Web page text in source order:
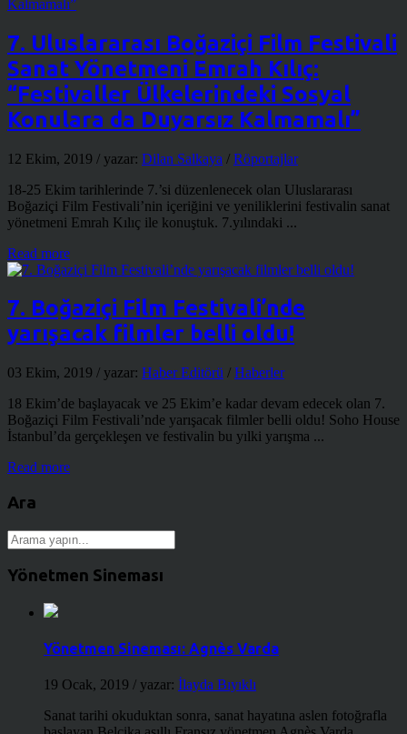
7. Uluslararası Boğaziçi Film Festivali
Sanat Yönetmeni Emrah Kılıç:
“Festivaller Ülkelerindeki Sosyal
Konulara da Duyarsız Kalmamalı”
12 Ekim, 2019 / yazar: Dilan Salkaya / Röportajlar
18-25 Ekim tarihlerinde 7.’si düzenlenecek olan Uluslararası
Boğaziçi Film Festivali’nin içeriğini ve yeniliklerini festivalin sanat
yönetmeni Emrah Kılıç ile konuştuk. 7.yılındaki ...
Read more
7. Boğaziçi Film Festivali’nde
yarışacak filmler belli oldu!
03 Ekim, 2019 / yazar: Haber Editörü / Haberler
18 Ekim’de başlayacak ve 25 Ekim’e kadar devam edecek olan 7.
Boğaziçi Film Festivali’nde yarışacak filmler belli oldu! Soho House
İstanbul’da gerçekleşen ve festivalin bu yılki yarışma ...
Read more
Ara
Yönetmen Sineması
Yönetmen Sineması: Agnès Varda
19 Ocak, 2019 / yazar: İlayda Bıyıklı
Sanat tarihi okuduktan sonra, sanat hayatına aslen fotoğrafla